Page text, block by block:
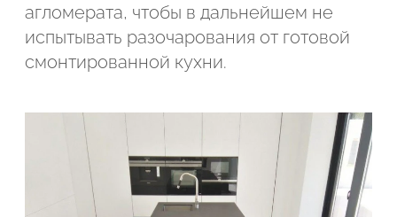
агломерата, чтобы в дальнейшем не
испытывать разочарования от готовой
смонтированной кухни.
Подтвердите, что вы не робот
ОТПРАВИТЬ ЗАЯВКУ